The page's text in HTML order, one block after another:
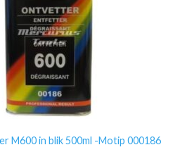
M600 in blik 500ml -Motip 000186